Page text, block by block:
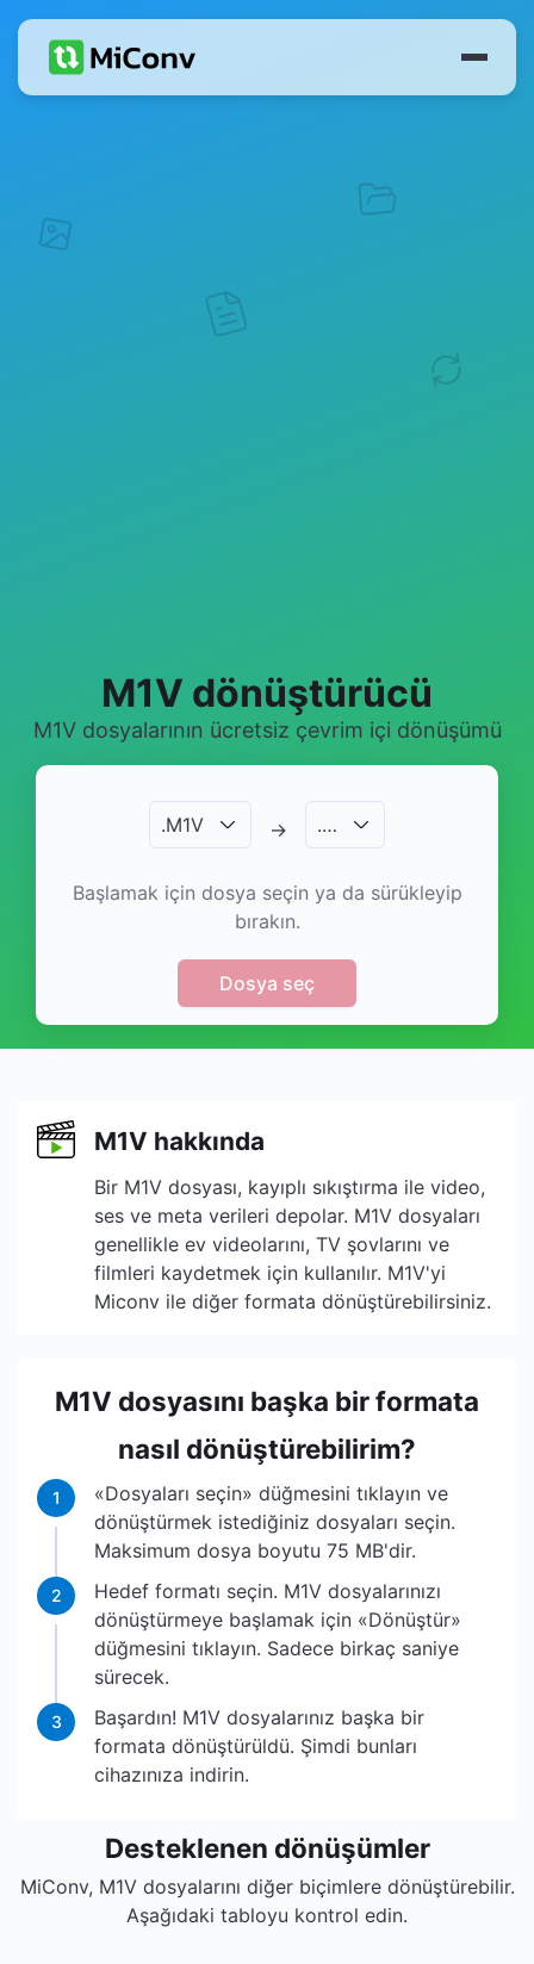
M1V dönüştürücü
M1V dosyalarının ücretsiz çevrim içi dönüşümü
.M1V → .…
Başlamak için dosya seçin ya da sürükleyip
bırakın.
Dosya seç
M1V hakkında
Bir M1V dosyası, kayıplı sıkıştırma ile video,
ses ve meta verileri depolar. M1V dosyaları
genellikle ev videolarını, TV şovlarını ve
filmleri kaydetmek için kullanılır. M1V'yi
Miconv ile diğer formata dönüştürebilirsiniz.
M1V dosyasını başka bir formata
nasıl dönüştürebilirim?
1
«Dosyaları seçin» düğmesini tıklayın ve
dönüştürmek istediğiniz dosyaları seçin.
Maksimum dosya boyutu 75 MB'dir.
2
Hedef formatı seçin. M1V dosyalarınızı
dönüştürmeye başlamak için «Dönüştür»
düğmesini tıklayın. Sadece birkaç saniye
sürecek.
3
Başardın! M1V dosyalarınız başka bir
formata dönüştürüldü. Şimdi bunları
cihazınıza indirin.
Desteklenen dönüşümler
MiConv, M1V dosyalarını diğer biçimlere dönüştürebilir.
Aşağıdaki tabloyu kontrol edin.